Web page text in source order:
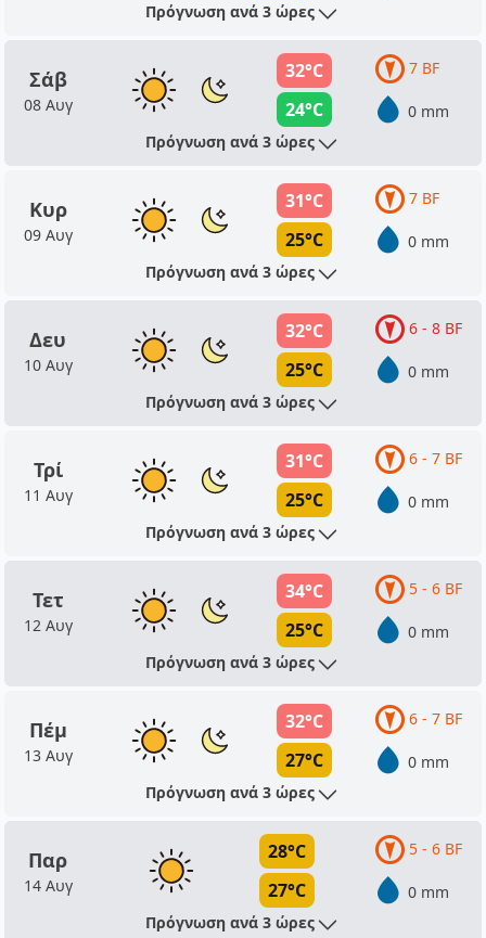
Πρόγνωση ανά 3 ώρες
Σάβ
08 Αυγ
32°C
24°C
7 BF
0 mm
Πρόγνωση ανά 3 ώρες
Κυρ
09 Αυγ
31°C
25°C
7 BF
0 mm
Πρόγνωση ανά 3 ώρες
Δευ
10 Αυγ
32°C
25°C
6 - 8 BF
0 mm
Πρόγνωση ανά 3 ώρες
Τρί
11 Αυγ
31°C
25°C
6 - 7 BF
0 mm
Πρόγνωση ανά 3 ώρες
Τετ
12 Αυγ
34°C
25°C
5 - 6 BF
0 mm
Πρόγνωση ανά 3 ώρες
Πέμ
13 Αυγ
32°C
27°C
6 - 7 BF
0 mm
Πρόγνωση ανά 3 ώρες
Παρ
14 Αυγ
28°C
27°C
5 - 6 BF
0 mm
Πρόγνωση ανά 3 ώρες